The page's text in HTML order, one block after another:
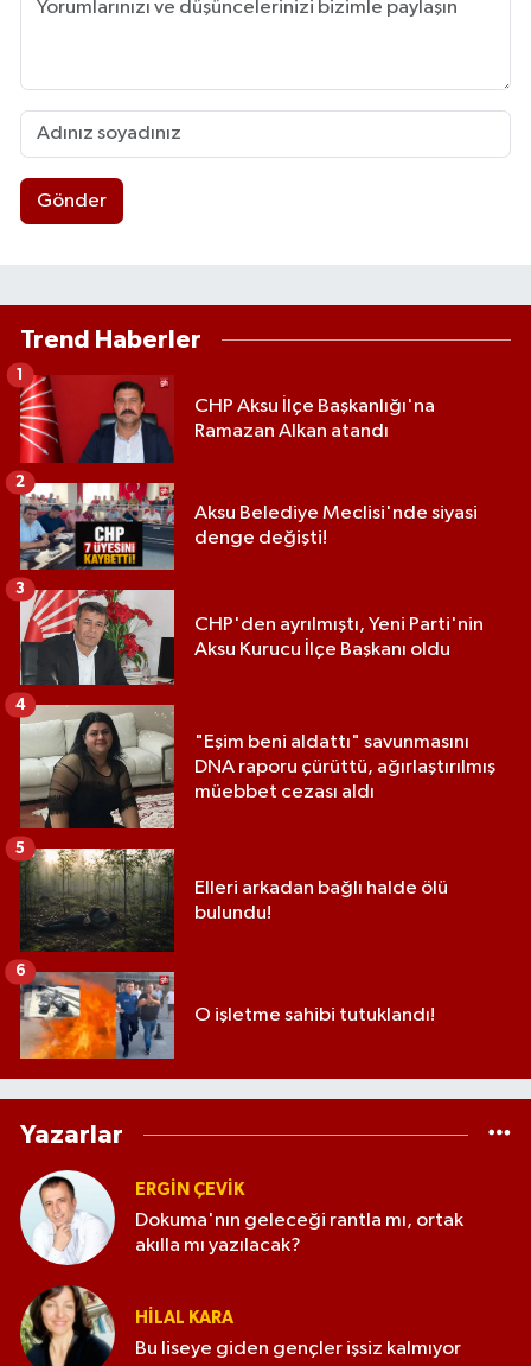
Gönder
Trend Haberler
CHP Aksu İlçe Başkanlığı'na
Ramazan Alkan atandı
1
Aksu Belediye Meclisi'nde siyasi
denge değişti!
2
CHP'den ayrılmıştı, Yeni Parti'nin
Aksu Kurucu İlçe Başkanı oldu
3
"Eşim beni aldattı" savunmasını
DNA raporu çürüttü, ağırlaştırılmış
müebbet cezası aldı
4
Elleri arkadan bağlı halde ölü
bulundu!
5
O işletme sahibi tutuklandı!
6
Yazarlar
ERGIN ÇEVİK
Dokuma'nın geleceği rantla mı, ortak
akılla mı yazılacak?
HILAL KARA
Bu liseye giden gençler işsiz kalmıyor